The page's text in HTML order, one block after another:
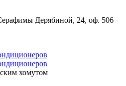
Дерябиной, 24, оф. 506
хомутом